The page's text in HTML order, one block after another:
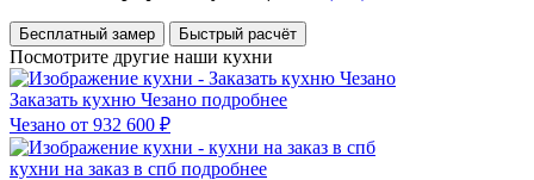
Бесплатный замер Быстрый расчёт
Посмотрите другие наши кухни
Заказать кухню Чезано подробнее
Чезано от 932 600 ₽
кухни на заказ в спб подробнее